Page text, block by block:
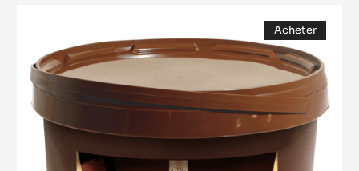
Acheter
(opens
a
modal
window)